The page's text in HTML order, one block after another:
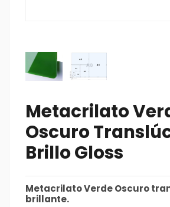
Metacrilato
Oscuro
Brillo Gloss
Metacrilato Verde Oscuro
brillante.